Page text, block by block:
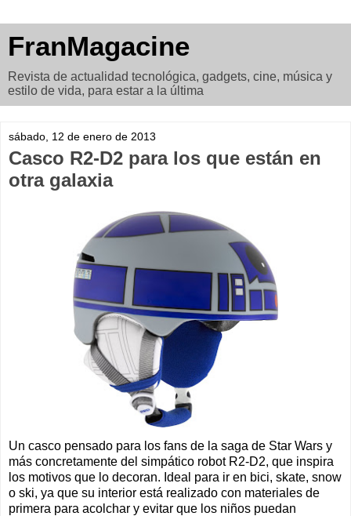
FranMagacine
Revista de actualidad tecnológica, gadgets, cine, música y
estilo de vida, para estar a la última
sábado, 12 de enero de 2013
Casco R2-D2 para los que están en
otra galaxia
Un casco pensado para los fans de la saga de Star Wars y
más concretamente del simpático robot R2-D2, que inspira
los motivos que lo decoran. Ideal para ir en bici, skate, snow
o ski, ya que su interior está realizado con materiales de
primera para acolchar y evitar que los niños puedan